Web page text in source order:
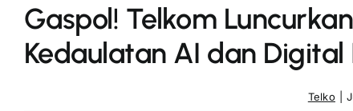
Gaspol! Telkom
Kedaulatan AI dan Digital
Telko